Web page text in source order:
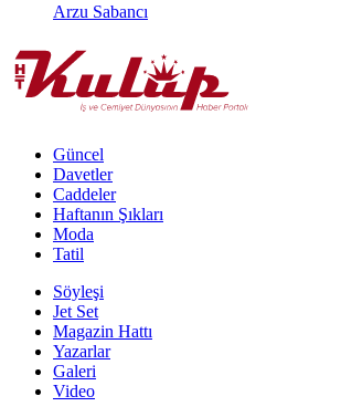
Arzu Sabancı
Güncel
Davetler
Caddeler
Haftanın Şıkları
Moda
Tatil
Söyleşi
Jet Set
Magazin Hattı
Yazarlar
Galeri
Video